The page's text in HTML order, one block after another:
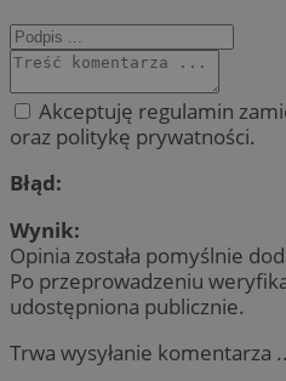
Akceptuję regulamin
oraz politykę prywatności.
Błąd:
Wynik:
Opinia została pomyślnie
Po przeprowadzeniu
udostępniona publicznie.
Trwa wysyłanie komentarza